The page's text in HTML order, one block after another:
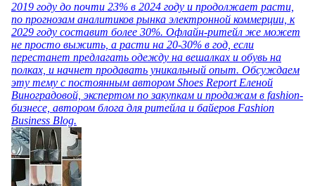
2019 году до почти 23% в 2024 году и продолжает расти,
по прогнозам аналитиков рынка электронной коммерции, к
2029 году составит более 30%. Офлайн-ритейл же может
не просто выжить, а расти на 20-30% в год, если
перестанет предлагать одежду на вешалках и обувь на
полках, и начнет продавать уникальный опыт. Обсуждаем
эту тему с постоянным автором Shoes Report Еленой
Виноградовой, экспертом по закупкам и продажам в fashion-
бизнесе, автором блога для ритейла и байеров Fashion
Business Blog.